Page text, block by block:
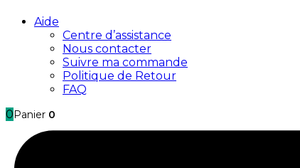
Aide
Centre d’assistance
Nous contacter
Suivre ma commande
Politique de Retour
FAQ
0 Panier 0